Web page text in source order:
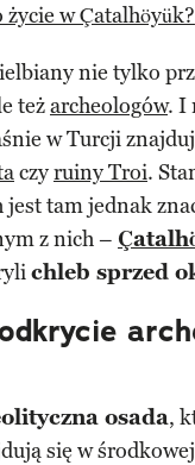
życie w Çatalhöyük?
nie tylko
teżarcheologów. I
w Turcji
czyruiny Troi.
jest tam jednak
z nich –
chleb sprzed
osada,
się w